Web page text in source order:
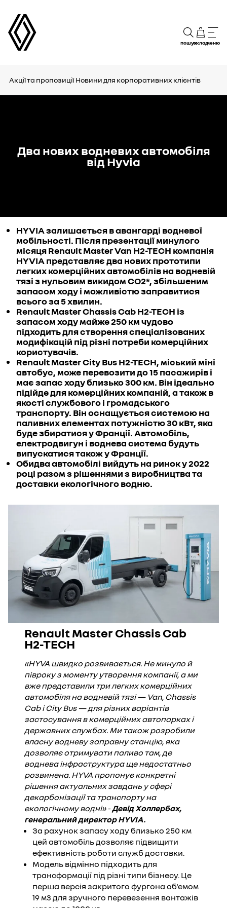
пошукскладменю
Акції та пропозиції Новини для корпоративних клієнтів
Два нових водневих автомобіля
від Hyvia
HYVIA залишається в авангарді водневої
мобільності. Після презентації минулого
місяця Renault Master Van H2-TECH компанія
HYVIA представляє два нових прототипи
легких комерційних автомобілів на водневій
тязі з нульовим викидом CO2*, збільшеним
запасом ходу і можливістю заправитися
всього за 5 хвилин.
Renault Master Chassis Cab H2-TECH із
запасом ходу майже 250 км чудово
підходить для створення спеціалізованих
модифікацій під різні потреби комерційних
користувачів.
Renault Master City Bus H2-TECH, міський міні
автобус, може перевозити до 15 пасажирів і
має запас ходу близько 300 км. Він ідеально
підійде для комерційних компаній, а також в
якості службового і громадського
транспорту. Він оснащується системою на
паливних елементах потужністю 30 кВт, яка
буде збиратися у Франції. Автомобіль,
електродвигун і воднева система будуть
випускатися також у Франції.
Обидва автомобілі вийдуть на ринок у 2022
році разом з рішеннями з виробництва та
доставки екологічного водню.
Renault Master Chassis Cab
H2-TECH
«HYVA швидко розвивається. Не минуло й
півроку з моменту утворення компанії, а ми
вже представили три легких комерційних
автомобіля на водневій тязі — Van, Chassis
Cab і City Bus — для різних варіантів
застосування в комерційних автопарках і
державних службах. Ми також розробили
власну водневу заправну станцію, яка
дозволяє отримувати паливо там, де
воднева інфраструктура ще недостатньо
розвинена. HYVA пропонує конкретні
рішення актуальних завдань у сфері
декарбонізації та транспорту на
екологічному водні» -Девід Холлербах,
генеральний директор HYVIA.
За рахунок запасу ходу близько 250 км
цей автомобіль дозволяє підвищити
ефективність роботи служб доставки.
Модель відмінно підходить для
трансформації під різні типи бізнесу. Це
перша версія закритого фургона об'ємом
19 м3 для зручного перевезення вантажів